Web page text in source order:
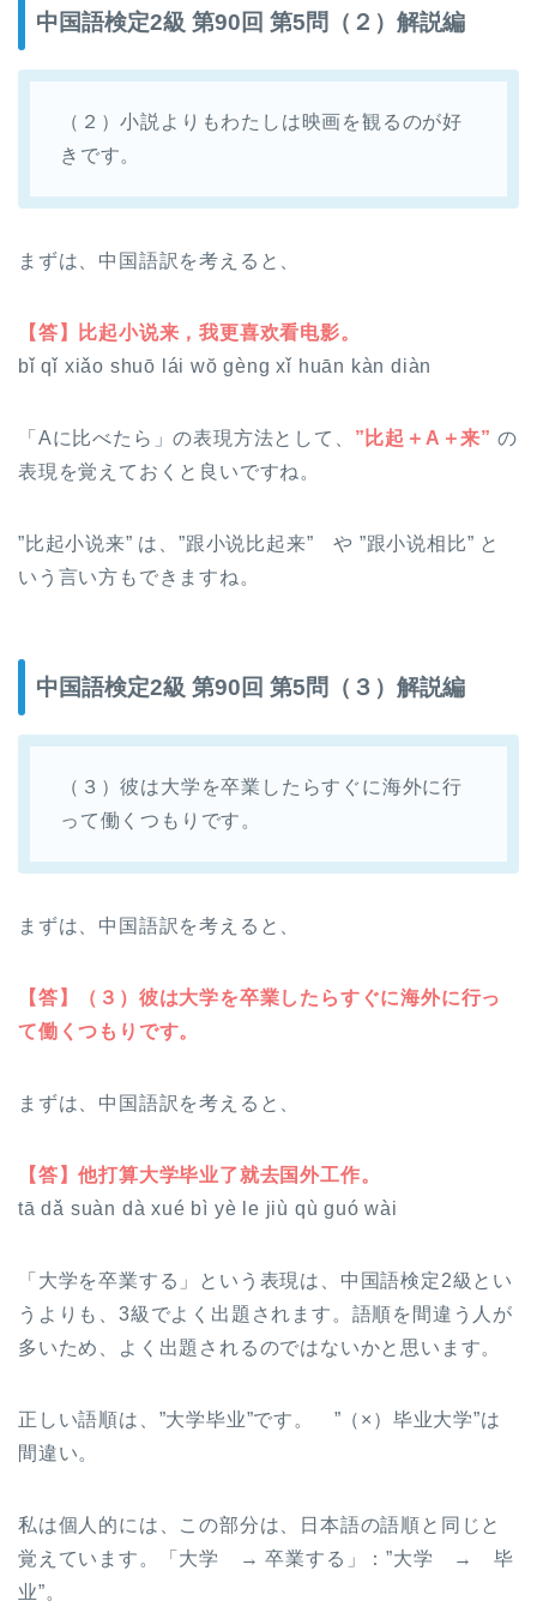
中国語検定2級 第90回 第5問（２）解説編
（２）小説よりもわたしは映画を観るのが好
きです。
まずは、中国語訳を考えると、
【答】比起小说来，我更喜欢看电影。
bǐ qǐ xiǎo shuō lái wŏ gèng xǐ huān kàn diàn
「Aに比べたら」の表現方法として、 ”比起＋A＋来” の
表現を覚えておくと良いですね。
”比起小说来” は、”跟小说比起来” や ”跟小说相比” と
いう言い方もできますね。
中国語検定2級 第90回 第5問（３）解説編
（３）彼は大学を卒業したらすぐに海外に行
って働くつもりです。
まずは、中国語訳を考えると、
【答】（３）彼は大学を卒業したらすぐに海外に行っ
て働くつもりです。
まずは、中国語訳を考えると、
【答】他打算大学毕业了就去国外工作。
tā dǎ suàn dà xué bì yè le jiù qù guó wài
「大学を卒業する」という表現は、中国語検定2級とい
うよりも、3級でよく出題されます。語順を間違う人が
多いため、よく出題されるのではないかと思います。
正しい語順は、”大学毕业”です。 ”（×）毕业大学”は
間違い。
私は個人的には、この部分は、日本語の語順と同じと
覚えています。「大学 → 卒業する」：”大学 → 毕
业”。